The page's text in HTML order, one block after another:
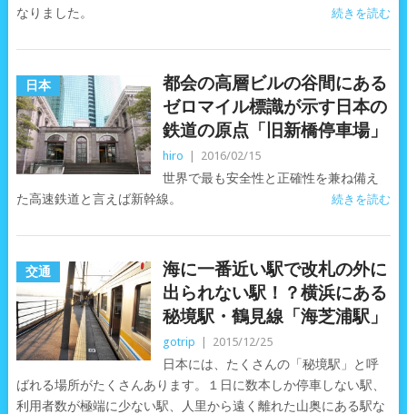
なりました。
続きを読む
日本
都会の高層ビルの谷間にある
ゼロマイル標識が示す日本の
鉄道の原点「旧新橋停車場」
hiro 2016/02/15
世界で最も安全性と正確性を兼ね備え
た高速鉄道と言えば新幹線。
続きを読む
交通
海に一番近い駅で改札の外に
出られない駅！？横浜にある
秘境駅・鶴見線「海芝浦駅」
gotrip 2015/12/25
日本には、たくさんの「秘境駅」と呼
ばれる場所がたくさんあります。１日に数本しか停車しない駅、
利用者数が極端に少ない駅、人里から遠く離れた山奥にある駅な